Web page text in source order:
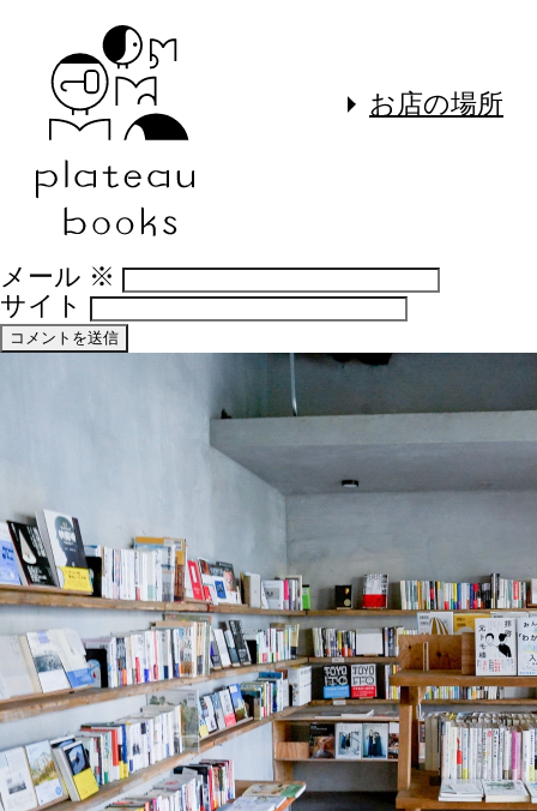
お店の場所
メールアドレスが公開されることはありま
須項目です
コメント※
メール ※
サイト